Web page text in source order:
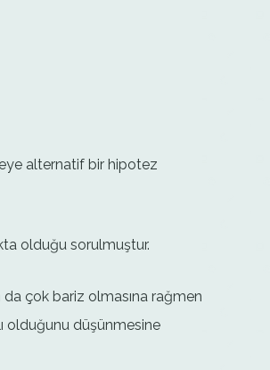
alternatif bir hipotez
olduğu sorulmuştur.
da çok bariz olmasına rağmen
olduğunu düşünmesine